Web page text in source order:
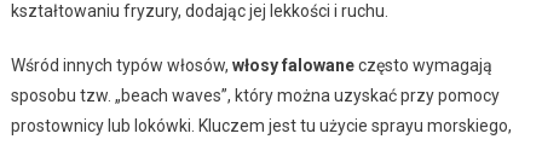
kształtowaniu fryzury, dodając jej lekkości i ruchu.
Wśród innych typów włosów, włosy falowaneczęsto wymagają
sposobu tzw. „beach waves”, który można uzyskać przy pomocy
prostownicy lub lokówki. Kluczem jest tu użycie sprayu morskiego,